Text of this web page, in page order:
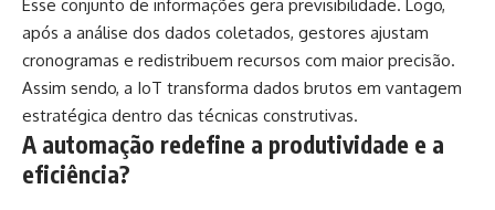
Esse conjunto de informações gera previsibilidade. Logo,
após a análise dos dados coletados, gestores ajustam
cronogramas e redistribuem recursos com maior precisão.
Assim sendo, a IoT transforma dados brutos em vantagem
estratégica dentro das técnicas construtivas.
A automação redefine a produtividade e a
eficiência?